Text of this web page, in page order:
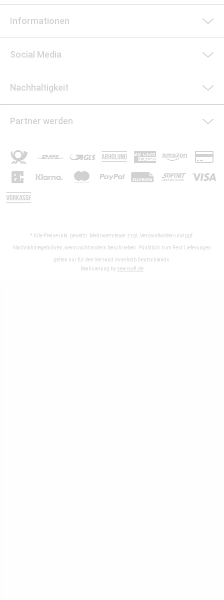
Informationen
Social Media
Nachhaltigkeit
Partner werden
* Alle Preise inkl. gesetzl. Mehrwertsteuer zzgl. Versandkosten und ggf.
Nachnahmegebühren, wenn nicht anders beschrieben. Pünktlich zum Fest Lieferungen
gelten nur für den Versand innerhalb Deutschlands.
Realisierung by sewisoft.de